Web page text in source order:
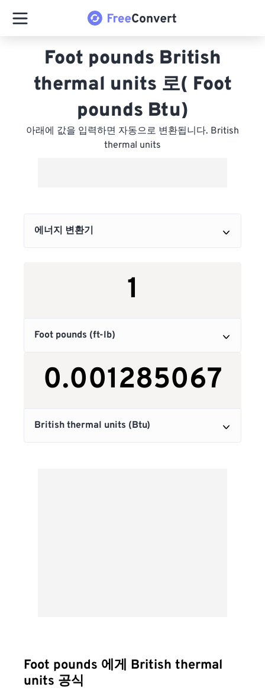
Foot pounds British
thermal units 로( Foot
pounds Btu)
아래에 값을 입력하면 자동으로 변환됩니다. British
thermal units
Foot pounds 에게 British thermal
units 공식